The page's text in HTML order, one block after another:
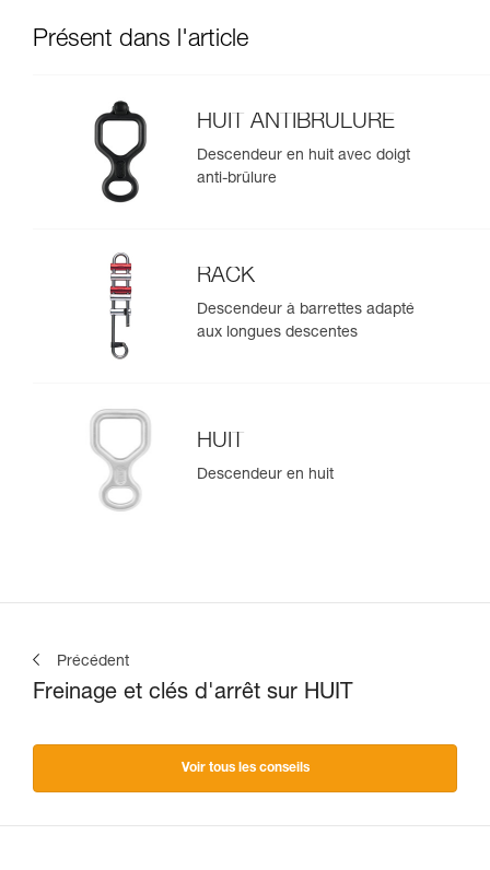
Présent dans l'article
HUIT ANTIBRULURE
Descendeur en huit avec doigt
anti-brûlure
RACK
Descendeur à barrettes adapté
aux longues descentes
HUIT
Descendeur en huit
Précédent
Freinage et clés d'arrêt sur HUIT
Voir tous les conseils